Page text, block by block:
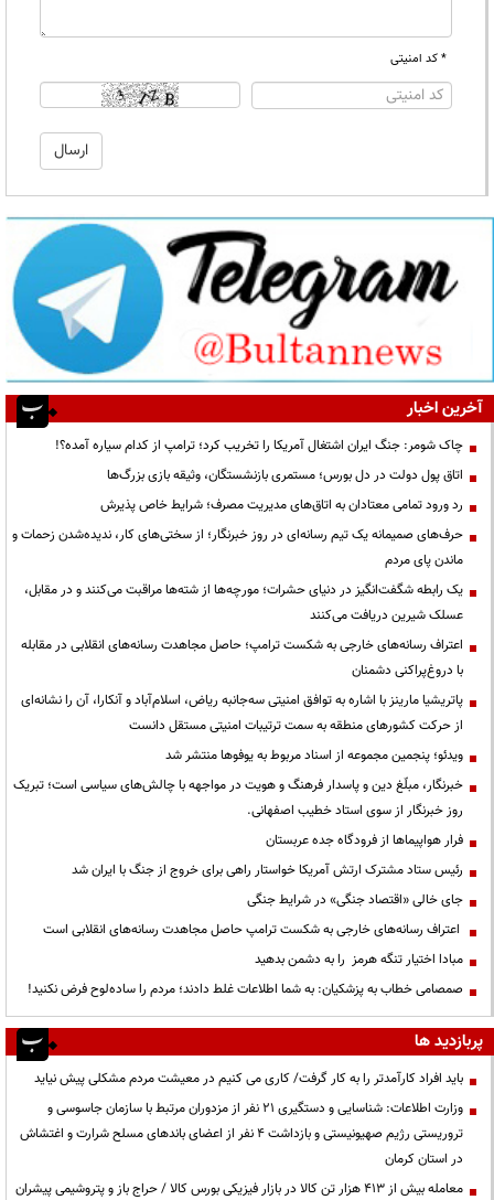
* کد امنیتی
آخرین اخبار
چاک شومر: جنگ ایران اشتغال آمریکا را تخریب کرد؛ ترامپ از کدام سیاره آمده؟!
اتاق پول دولت در دل بورس؛ مستمری بازنشستگان، وثیقه بازی بزرگ‌ها
رد ورود تمامی معتادان به اتاق‌های مدیریت مصرف؛ شرایط خاص پذیرش
حرف‌های صمیمانه یک تیم رسانه‌ای در روز خبرنگار؛ از سختی‌های کار، ندیده‌شدن زحمات و
ماندن پای مردم
یک رابطه شگفت‌انگیز در دنیای حشرات؛ مورچه‌ها از شته‌ها مراقبت می‌کنند و در مقابل،
عسلک شیرین دریافت می‌کنند
اعتراف رسانه‌های خارجی به شکست ترامپ؛ حاصل مجاهدت رسانه‌های انقلابی در مقابله
با دروغ‌پراکنی دشمنان
پاتریشیا مارینز با اشاره به توافق امنیتی سه‌جانبه ریاض، اسلام‌آباد و آنکارا، آن را نشانه‌ای
از حرکت کشورهای منطقه به سمت ترتیبات امنیتی مستقل دانست
ویدئو؛ پنجمین مجموعه از اسناد مربوط به یوفوها منتشر شد
خبرنگار، مبلّغ دین و پاسدار فرهنگ و هویت در مواجهه با چالش‌های سیاسی است؛ تبریک
روز خبرنگار از سوی استاد خطیب اصفهانی.
فرار هواپیماها از فرودگاه جده عربستان
رئیس ستاد مشترک ارتش آمریکا خواستار راهی برای خروج از جنگ با ایران شد
جای خالی «اقتصاد جنگی» در شرایط جنگی
اعتراف رسانه‌های خارجی به شکست ترامپ حاصل مجاهدت رسانه‌های انقلابی است
مبادا اختیار تنگه هرمز را به دشمن بدهید
صمصامی خطاب به پزشکیان: به شما اطلاعات غلط دادند؛ مردم را ساده‌لوح فرض نکنید!
پربازدید ها
باید افراد کارآمدتر را به کار گرفت/ کاری می کنیم در معیشت مردم مشکلی پیش نیاید
وزارت اطلاعات: شناسایی و دستگیری ۲۱ نفر از مزدوران مرتبط با سازمان جاسوسی و
تروریستی رژیم صهیونیستی و بازداشت ۴ نفر از اعضای باندهای مسلح شرارت و اغتشاش
در استان کرمان
معامله بیش از ۴۱۳ هزار تن کالا در بازار فیزیکی بورس کالا / حراج باز و پتروشیمی پیشران